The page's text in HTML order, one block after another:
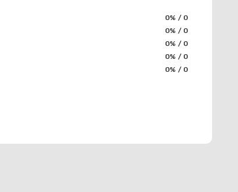
0% / 0
0% / 0
0% / 0
0% / 0
0% / 0